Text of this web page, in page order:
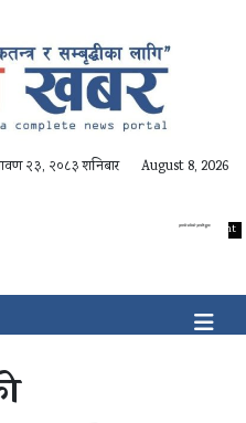
२३, २०८३ शनिबार August 8, 2026